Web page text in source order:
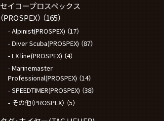
セイコープロスペックス
（PROSPEX） （165）
Alpinist(PROSPEX) （17）
Diver Scuba(PROSPEX) （87）
LX line(PROSPEX) （4）
Marinemaster
Professional(PROSPEX) （14）
SPEEDTIMER(PROSPEX) （38）
その他（PROSPEX） （5）